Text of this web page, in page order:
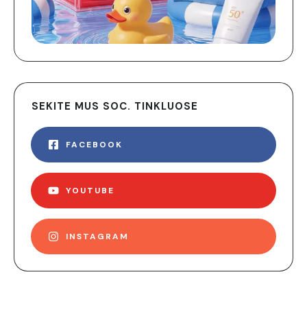
SEKITE MUS SOC. TINKLUOSE
FACEBOOK
YOUTUBE
INSTAGRAM